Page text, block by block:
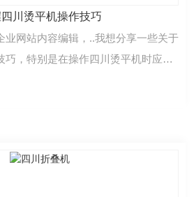
川烫平机操作技巧
业网站内容编辑，..我想分享一些关于
巧，特别是在操作四川烫平机时应该